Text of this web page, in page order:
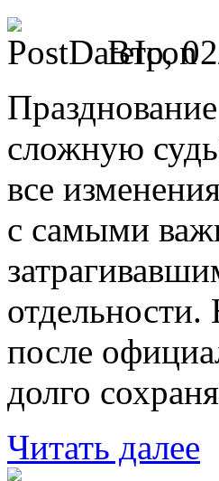
Втр,
сложную
все
с самыми
после
долго
Читать далее